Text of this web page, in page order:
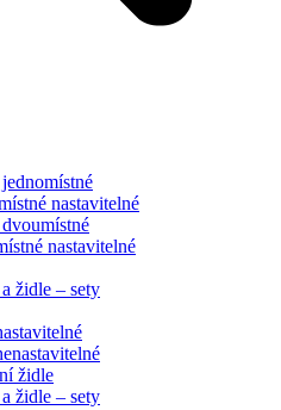
nastavitelné
nastavitelné
židle – sety
židle
židle – sety